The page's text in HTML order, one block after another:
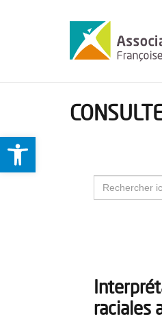
Ouvrir la barre d’outils
for:
raciales